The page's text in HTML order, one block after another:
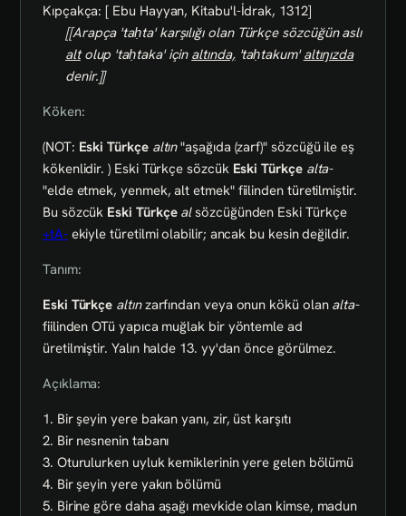
Kıpçakça: [ Ebu Hayyan, Kitabu'l-İdrak, 1312]
[[Arapça 'taḥta' karşılığı olan Türkçe sözcüğün aslı
altolup 'taḥtaka' için altında,'taḥtakum'altıŋızda
denir.]]
Köken:
(NOT: Eski Türkçe altın"aşağıda (zarf)" sözcüğü ile eş
kökenlidir. ) Eski Türkçe sözcük Eski Türkçe alta-
"elde etmek, yenmek, alt etmek" fiilinden türetilmiştir.
Bu sözcük Eski Türkçe alsözcüğünden Eski Türkçe
+tA-ekiyle türetilmi olabilir; ancak bu kesin değildir.
Tanım:
Eski Türkçe altınzarfından veya onun kökü olan alta-
fiilinden OTü yapıca muğlak bir yöntemle ad
üretilmiştir. Yalın halde 13. yy'dan önce görülmez.
Açıklama:
1. Bir şeyin yere bakan yanı, zir, üst karşıtı
2. Bir nesnenin tabanı
3. Oturulurken uyluk kemiklerinin yere gelen bölümü
4. Bir şeyin yere yakın bölümü
5. Birine göre daha aşağı mevkide olan kimse, madun